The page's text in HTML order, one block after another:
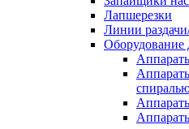
Лапшерезки
Линии
Оборудование